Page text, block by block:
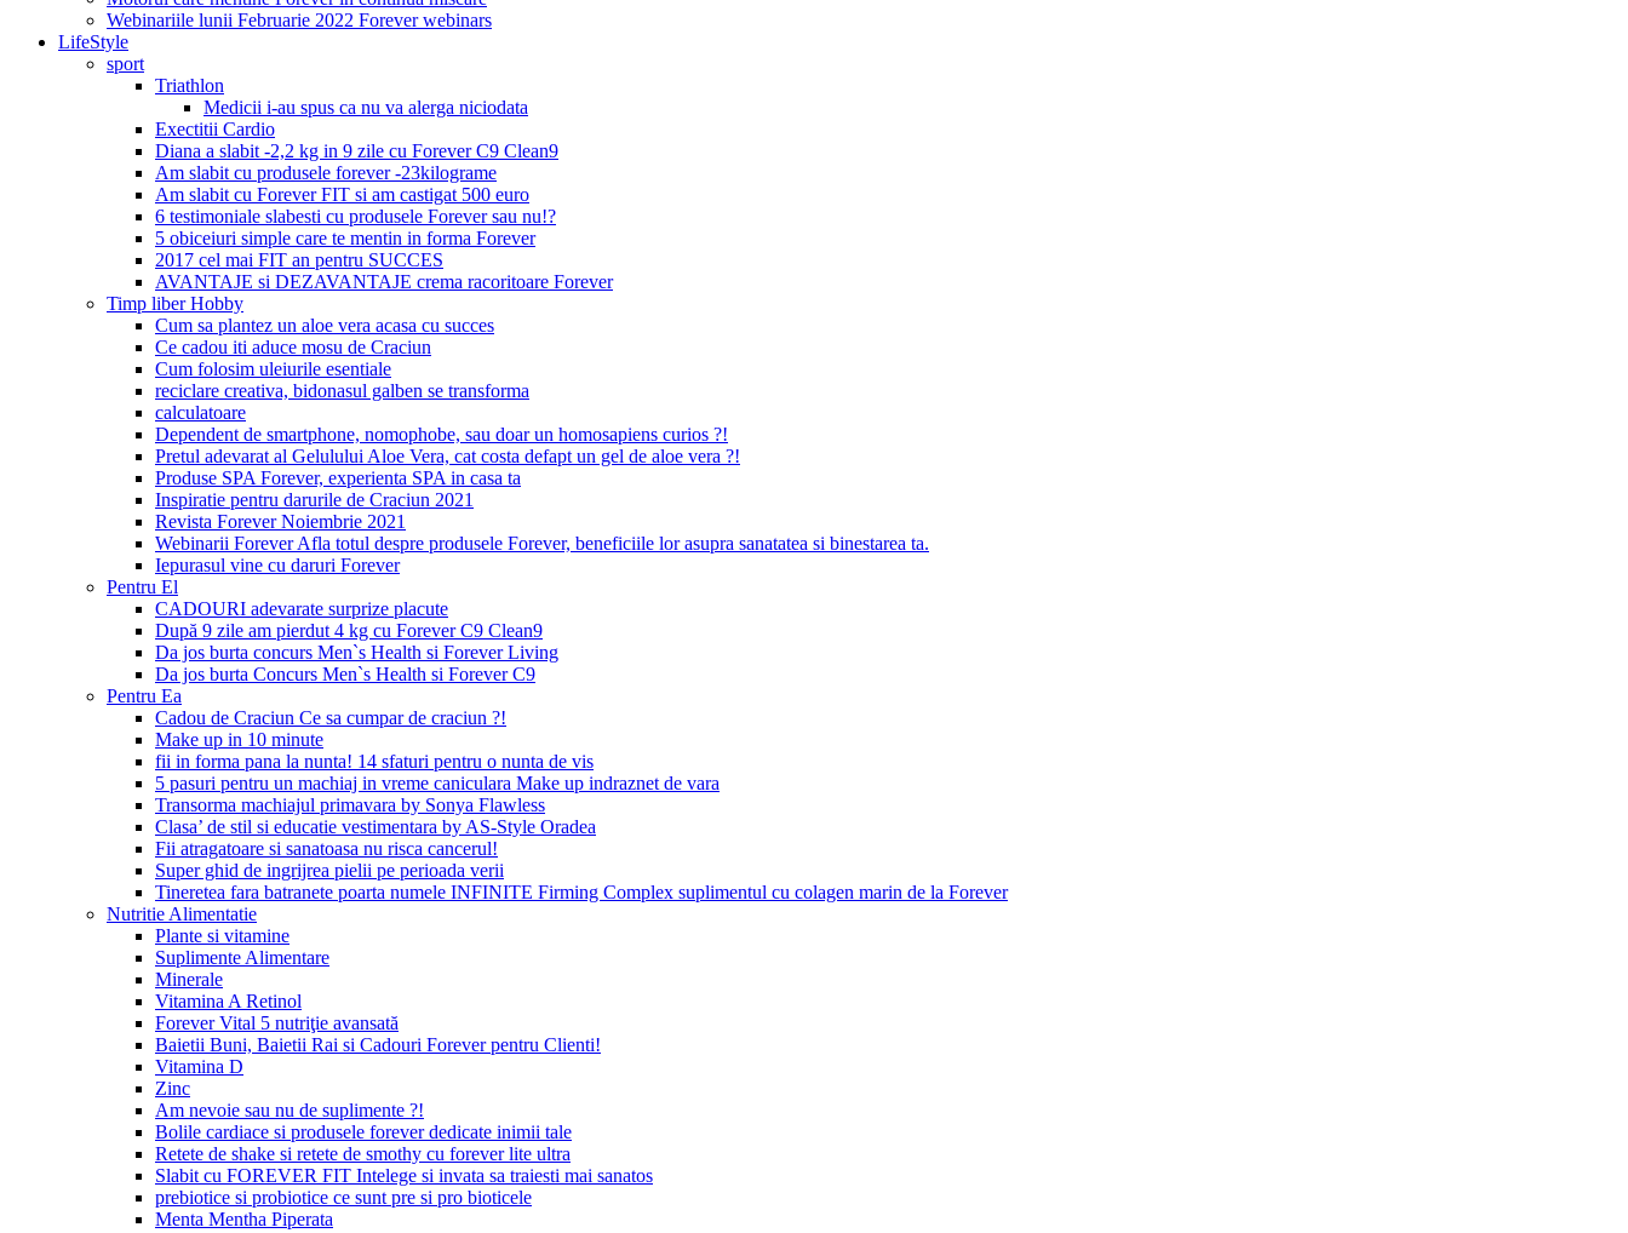
Webinariile lunii Februarie 2022 Forever webinars
LifeStyle
sport
Triathlon
Medicii i-au spus ca nu va alerga niciodata
Exectitii Cardio
Diana a slabit -2,2 kg in 9 zile cu Forever C9 Clean9
Am slabit cu produsele forever -23kilograme
Am slabit cu Forever FIT si am castigat 500 euro
6 testimoniale slabesti cu produsele Forever sau nu!?
5 obiceiuri simple care te mentin in forma Forever
2017 cel mai FIT an pentru SUCCES
AVANTAJE si DEZAVANTAJE crema racoritoare Forever
Timp liber Hobby
Cum sa plantez un aloe vera acasa cu succes
Ce cadou iti aduce mosu de Craciun
Cum folosim uleiurile esentiale
reciclare creativa, bidonasul galben se transforma
calculatoare
Dependent de smartphone, nomophobe, sau doar un homosapiens curios ?!
Pretul adevarat al Gelulului Aloe Vera, cat costa defapt un gel de aloe vera ?!
Produse SPA Forever, experienta SPA in casa ta
Inspiratie pentru darurile de Craciun 2021
Revista Forever Noiembrie 2021
Webinarii Forever Afla totul despre produsele Forever, beneficiile lor asupra sanatatea si binestarea ta.
Iepurasul vine cu daruri Forever
Pentru El
CADOURI adevarate surprize placute
După 9 zile am pierdut 4 kg cu Forever C9 Clean9
Da jos burta concurs Men`s Health si Forever Living
Da jos burta Concurs Men`s Health si Forever C9
Pentru Ea
Cadou de Craciun Ce sa cumpar de craciun ?!
Make up in 10 minute
fii in forma pana la nunta! 14 sfaturi pentru o nunta de vis
5 pasuri pentru un machiaj in vreme caniculara Make up indraznet de vara
Transorma machiajul primavara by Sonya Flawless
Clasa’ de stil si educatie vestimentara by AS-Style Oradea
Fii atragatoare si sanatoasa nu risca cancerul!
Super ghid de ingrijrea pielii pe perioada verii
Tineretea fara batranete poarta numele INFINITE Firming Complex suplimentul cu colagen marin de la Forever
Nutritie Alimentatie
Plante si vitamine
Suplimente Alimentare
Minerale
Vitamina A Retinol
Forever Vital 5 nutriţie avansată
Baietii Buni, Baietii Rai si Cadouri Forever pentru Clienti!
Vitamina D
Zinc
Am nevoie sau nu de suplimente ?!
Bolile cardiace si produsele forever dedicate inimii tale
Retete de shake si retete de smothy cu forever lite ultra
Slabit cu FOREVER FIT Intelege si invata sa traiesti mai sanatos
prebiotice si probiotice ce sunt pre si pro bioticele
Menta Mentha Piperata